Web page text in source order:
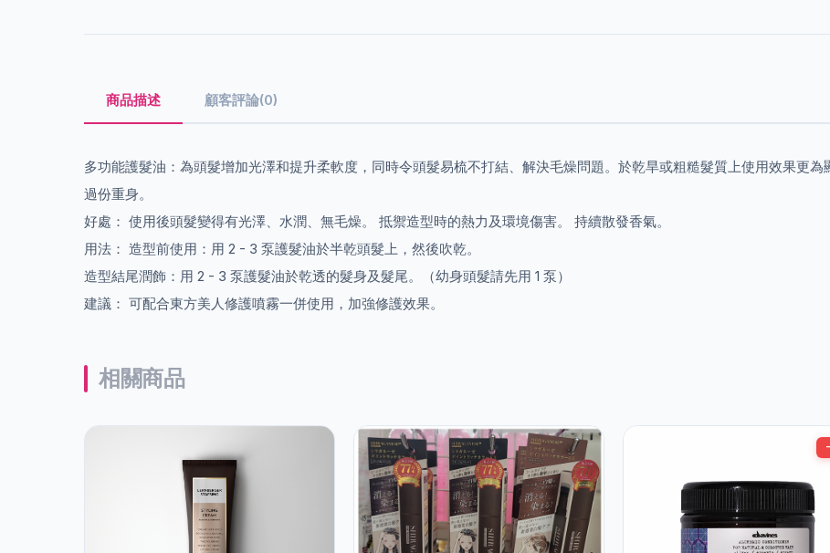
商品描述 顧客評論(0)
多功能護髮油：為頭髮增加光澤和提升柔軟度，同時令頭髮易梳不打結、解決毛燥問題。於乾旱或粗糙髮質上使用效果更
過份重身。
好處： 使用後頭髮變得有光澤、水潤、無毛燥。 抵禦造型時的熱力及環境傷害。 持續散發香氣。
用法： 造型前使用：用 2 - 3 泵護髮油於半乾頭髮上，然後吹乾。
造型結尾潤飾：用 2 - 3 泵護髮油於乾透的髮身及髮尾。（幼身頭髮請先用 1 泵）
建議： 可配合東方美人修護噴霧一併使用，加強修護效果。
相關商品